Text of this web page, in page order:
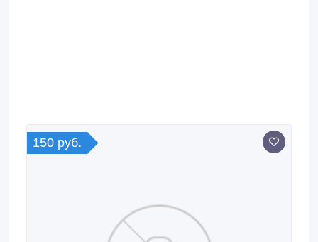
150 руб.